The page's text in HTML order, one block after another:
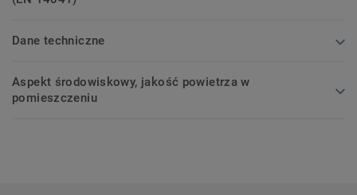
Dane techniczne
Aspekt środowiskowy, jakość powietrza w
pomieszczeniu